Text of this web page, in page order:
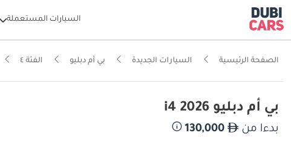
السيارات المستعملة
الصفحة الرئيسية السيارات الجديدة بي أم دبليو الفئة ٤
بي أم دبليو i4 2026
بدءا من